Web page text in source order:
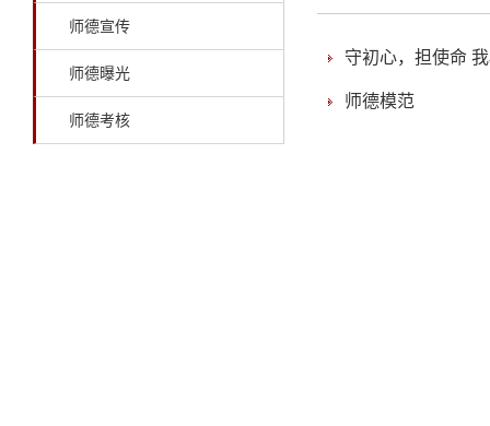
师德宣传
师德曝光
师德考核
守初心，担使命
师德模范